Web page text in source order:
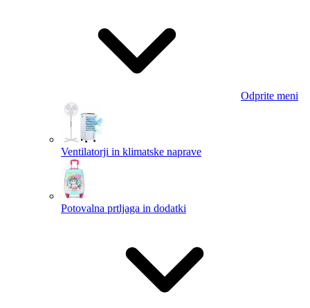
Odprite meni
Ventilatorji in klimatske naprave
Potovalna prtljaga in dodatki